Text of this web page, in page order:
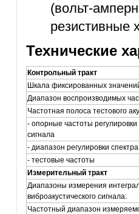
(вольт-
резистивные
Технические
Контрольный тракт
Шкала фиксированных
Диапазон воспроизводимых
Частотная полоса тестового
- опорные частоты регулировки
сигнала
- диапазон регулировки
- тестовые частоты
Измерительный тракт
Диапазоны измерения
виброакустического сигнала:
Частотный диапазон